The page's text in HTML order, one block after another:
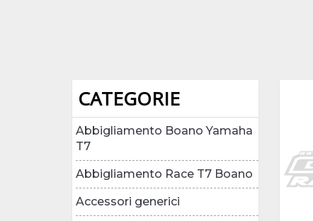
CATEGORIE
Abbigliamento Boano Yamaha
T7
Abbigliamento Race T7 Boano
Accessori generici